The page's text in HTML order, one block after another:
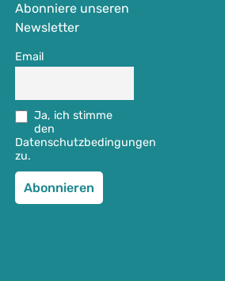
Abonniere unseren
Newsletter
Email
Ja, ich stimme
den
Datenschutzbedingungen
zu.